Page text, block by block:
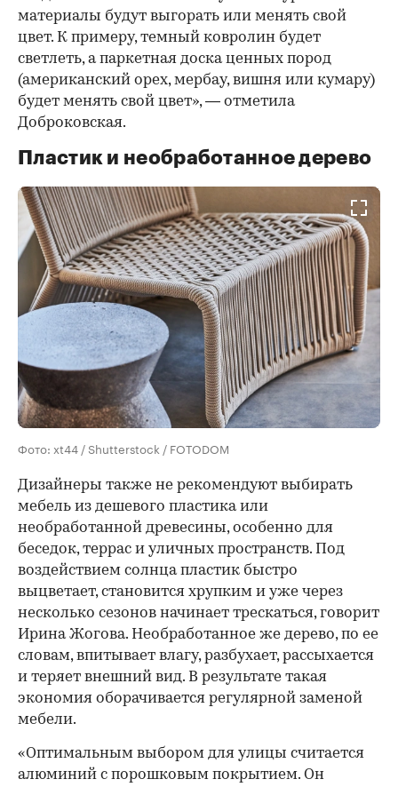
материалы будут выгорать или менять свой
цвет. К примеру, темный ковролин будет
светлеть, а паркетная доска ценных пород
(американский орех, мербау, вишня или кумару)
будет менять свой цвет», — отметила
Доброковская.
Пластик и необработанное дерево
Фото: xt44 / Shutterstock / FOTODOM
Дизайнеры также не рекомендуют выбирать
мебель из дешевого пластика или
необработанной древесины, особенно для
беседок, террас и уличных пространств. Под
воздействием солнца пластик быстро
выцветает, становится хрупким и уже через
несколько сезонов начинает трескаться, говорит
Ирина Жогова. Необработанное же дерево, по ее
словам, впитывает влагу, разбухает, рассыхается
и теряет внешний вид. В результате такая
экономия оборачивается регулярной заменой
мебели.
«Оптимальным выбором для улицы считается
алюминий с порошковым покрытием. Он